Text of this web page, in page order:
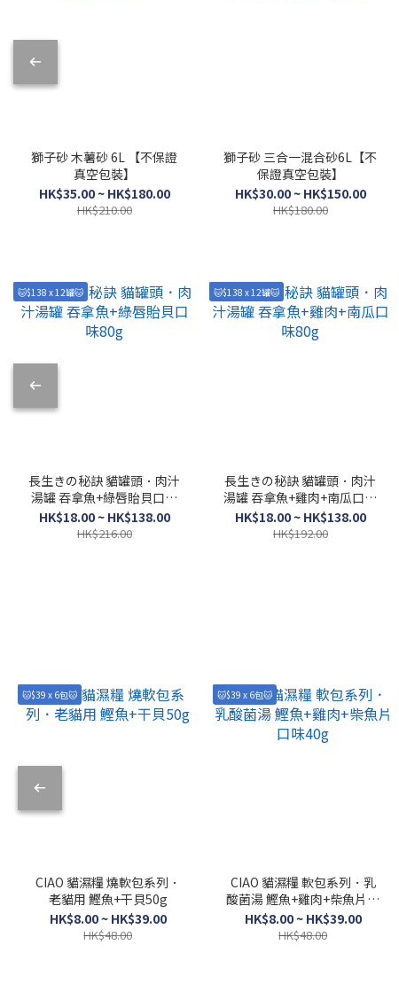
獅子砂 木薯砂 6L 【不保證
真空包裝】
HK$35.00 ~ HK$180.00
HK$210.00
獅子砂 三合一混合砂6L【不
保證真空包裝】
HK$30.00 ~ HK$150.00
HK$180.00
🐱$138 x 12罐🐱
長生きの秘訣 貓罐頭．肉汁
湯罐 吞拿魚+綠唇貽貝口味
80g
HK$18.00 ~ HK$138.00
HK$216.00
🐱$138 x 12罐🐱
長生きの秘訣 貓罐頭．肉汁
湯罐 吞拿魚+雞肉+南瓜口味
80g
HK$18.00 ~ HK$138.00
HK$192.00
🐱$39 x 6包🐱
CIAO 貓濕糧 燒軟包系列．
老貓用 鰹魚+干貝50g
HK$8.00 ~ HK$39.00
HK$48.00
🐱$39 x 6包🐱
CIAO 貓濕糧 軟包系列．乳
酸菌湯 鰹魚+雞肉+柴魚片口
味40g
HK$8.00 ~ HK$39.00
HK$48.00